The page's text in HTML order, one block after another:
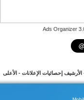
Ads Organizer
إحصائيات الإعلانات- الأعلى